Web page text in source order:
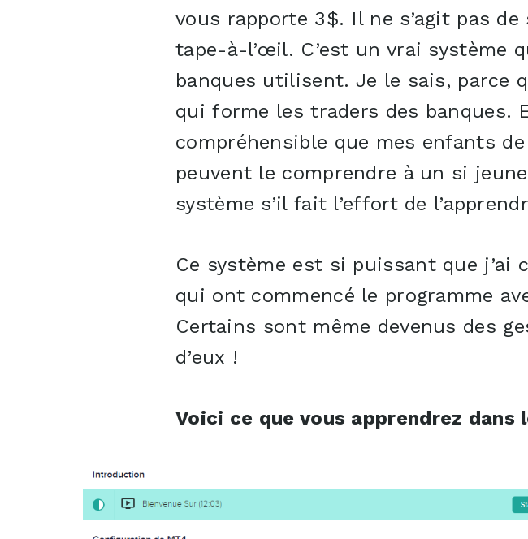
vous rapporte 3$. Il ne s’agit pas
tape-à-l’œil. C’est un vrai système
banques utilisent. Je le sais, parce
qui forme les traders des banques.
compréhensible que mes enfants
peuvent le comprendre à un si
système s’il fait l’effort de
Ce système est si puissant que j’ai
qui ont commencé le programme
Certains sont même devenus des
d’eux !
Voici ce que vous apprendrez dans